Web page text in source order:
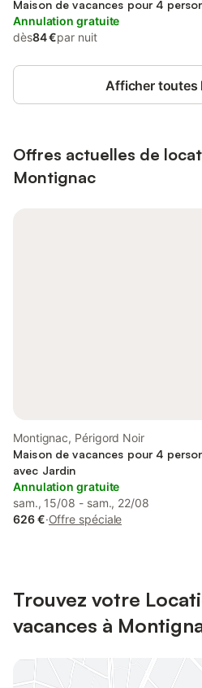
Maison de vacances pour 4
Annulation gratuite
dès84 €par nuit
Afficher toutes
Offres actuelles de
Montignac
Montignac, Périgord Noir
Maison de vacances pour 4
avec Jardin
Annulation gratuite
sam., 15/08 - sam., 22/08
626 €·Offre spéciale
Trouvez votre
vacances à